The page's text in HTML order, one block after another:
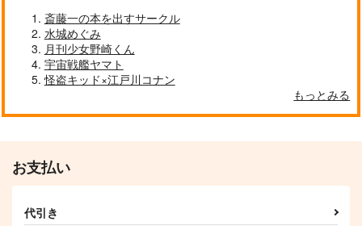
斎藤一の本を出すサークル
水城めぐみ
月刊少女野崎くん
宇宙戦艦ヤマト
怪盗キッド×江戸川コナン
もっとみる
お支払い
代引き